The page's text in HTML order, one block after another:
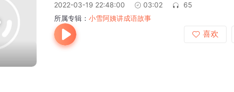
2022-03-19 22:48:00 03:02
65
所属专辑： 小雪阿姨讲成语故事
喜欢